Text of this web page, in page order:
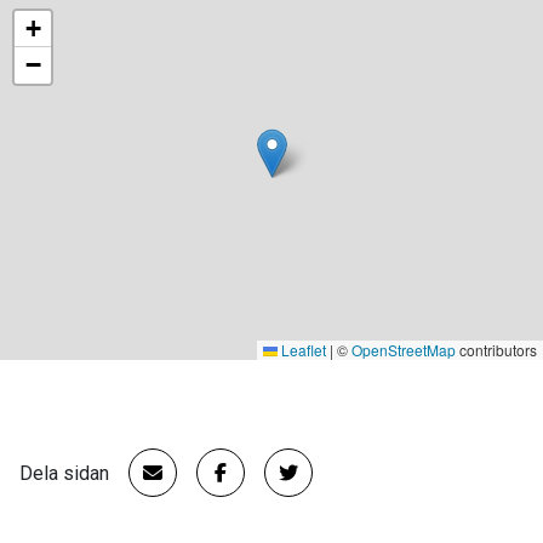
+
−
Leaflet | ©OpenStreetMapcontributors
Dela sidan